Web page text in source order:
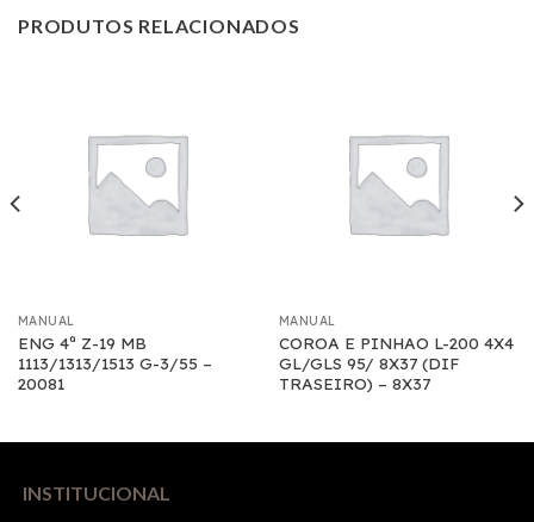
PRODUTOS RELACIONADOS
MANUAL
ENG 4ª Z-19 MB
1113/1313/1513 G-3/55 –
20081
MANUAL
COROA E PINHAO L-200 4X4
GL/GLS 95/ 8X37 (DIF
TRASEIRO) – 8X37
INSTITUCIONAL